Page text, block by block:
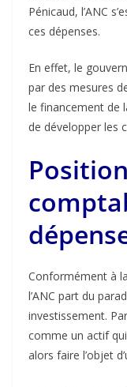
Pénicaud, l’ANC
ces dépenses.
En effet, le
par des mesures
le financement de
de développer les
Conformément à
l’ANC part du
investissement.
comme un actif
alors faire l’objet